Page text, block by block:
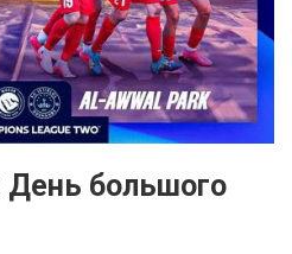
День большого